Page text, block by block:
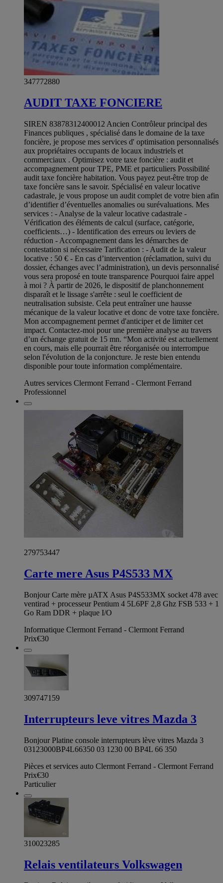
347772880
AUDIT TAXE FONCIERE
SIREN 83878312400012 Ancien Contrôleur principal des
Finances publiques , spécialisé dans le domaine de la taxe
foncière, je propose mes services d' optimisation personnalisés
aux propriétaires occupants de locaux industriels et
commerciaux . Optimisez votre taxe foncière : audit et
accompagnement pour TPE, PME et particuliers Possibilité
audit taxe foncière habitation. Vous payez peut-être trop de
taxe foncière sans le savoir. Spécialisé en valeur locative
cadastrale, je vous propose un audit complet de votre bien afin
d’identifier d’éventuelles anomalies ou surévaluations. Mes
services : - Analyse de la valeur locative cadastrale -
Vérification des éléments de calcul (surface, catégorie,
coefficients…) - Identification des erreurs ou leviers de
réduction - Accompagnement dans les démarches de
contestation si nécessaire Tarification : - Audit de la valeur
locative : 50 € - En cas d’intervention (réclamation, suivi du
dossier, échanges avec l’administration), un devis personnalisé
vous sera proposé en toute transparence Pourquoi faire appel
à moi ? À partir de 2026, le dispositif de planchonnement
disparaît et le lissage s'arrête : seul le coefficient de
neutralisation subsiste. Cela peut entraîner une hausse
mécanique de la valeur locative et donc de votre taxe foncière.
Mon accompagnement permet d'anticiper et de limiter cet
impact. Contactez-moi pour une première analyse au travers
d’un échange gratuit de 15 mn. “Mon activité est actuellement
en cours, mais elle pourrait être réorganisée ou interrompue
selon l'évolution de la conjoncture. Je reste bien entendu
disponible pour toute information complémentaire.
Autres services Clermont Ferrand - Clermont Ferrand
Professionnel
279753447
Carte mere Asus P4S533 MX
Bonjour Carte mère µATX Asus P4S533MX socket 478 avec
ventirad + processeur Pentium 4 5L6PF 2,8 Ghz FSB 533 + 1
Go Ram DDR + plaque I/O
Informatique Clermont Ferrand - Clermont Ferrand
Prix€30
309747159
Interrupteurs leve vitres Mazda 3
Bonjour Platine console interrupteurs lève vitres Mazda 3
03123000BP4L66350 03 1230 00 BP4L 66 350
Pièces et services auto Clermont Ferrand - Clermont Ferrand
Prix€30
Particulier
310023285
Relais ventilateurs Volkswagen